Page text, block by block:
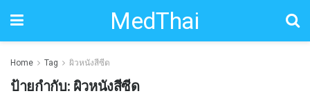
MedThai
Home Tag ผิวหนังสีซีด
ป้ายกำกับ: ผิวหนังสีซีด